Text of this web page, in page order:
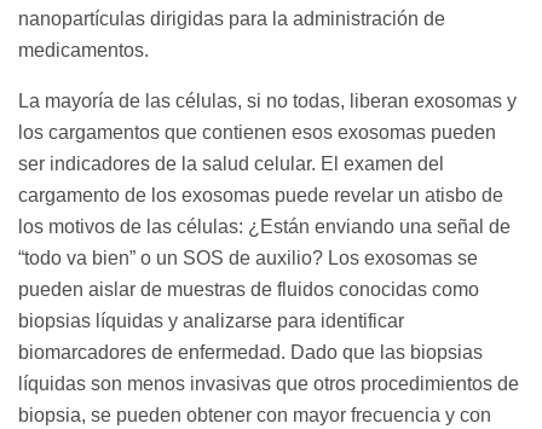
nanopartículas dirigidas para la administración de
medicamentos.
La mayoría de las células, si no todas, liberan exosomas y
los cargamentos que contienen esos exosomas pueden
ser indicadores de la salud celular. El examen del
cargamento de los exosomas puede revelar un atisbo de
los motivos de las células: ¿Están enviando una señal de
“todo va bien” o un SOS de auxilio? Los exosomas se
pueden aislar de muestras de fluidos conocidas como
biopsias líquidas y analizarse para identificar
biomarcadores de enfermedad. Dado que las biopsias
líquidas son menos invasivas que otros procedimientos de
biopsia, se pueden obtener con mayor frecuencia y con